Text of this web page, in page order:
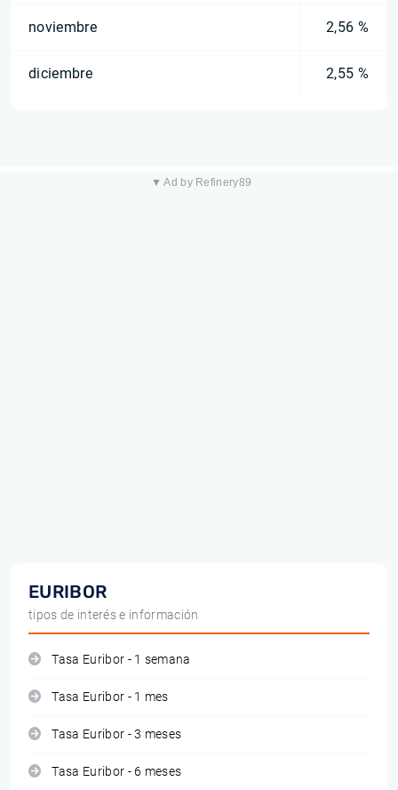
noviembre 2,56 %
diciembre 2,55 %
▼ Ad by Refinery89
EURIBOR
tipos de interés e información
Tasa Euribor - 1 semana
Tasa Euribor - 1 mes
Tasa Euribor - 3 meses
Tasa Euribor - 6 meses